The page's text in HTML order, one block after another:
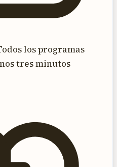
los programas
tres minutos